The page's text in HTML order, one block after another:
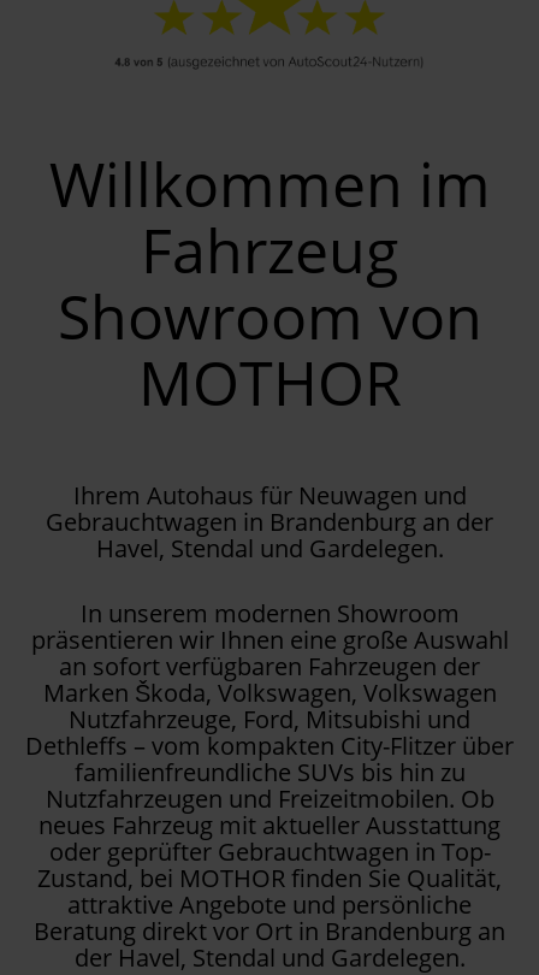
Willkommen im
Fahrzeug
Showroom von
MOTHOR
Ihrem Autohaus für Neuwagen und
Gebrauchtwagen in Brandenburg an der
Havel, Stendal und Gardelegen.
In unserem modernen Showroom
präsentieren wir Ihnen eine große Auswahl
an sofort verfügbaren Fahrzeugen der
Marken Škoda, Volkswagen, Volkswagen
Nutzfahrzeuge, Ford, Mitsubishi und
Dethleffs – vom kompakten City-Flitzer über
familienfreundliche SUVs bis hin zu
Nutzfahrzeugen und Freizeitmobilen. Ob
neues Fahrzeug mit aktueller Ausstattung
oder geprüfter Gebrauchtwagen in Top-
Zustand, bei MOTHOR finden Sie Qualität,
attraktive Angebote und persönliche
Beratung direkt vor Ort in Brandenburg an
der Havel, Stendal und Gardelegen.